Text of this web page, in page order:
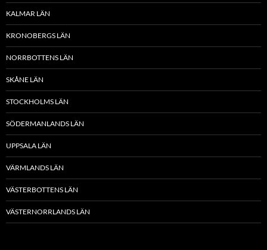
KALMAR LÄN
KRONOBERGS LÄN
NORRBOTTENS LÄN
SKÅNE LÄN
STOCKHOLMS LÄN
SÖDERMANLANDS LÄN
UPPSALA LÄN
VÄRMLANDS LÄN
VÄSTERBOTTENS LÄN
VÄSTERNORRLANDS LÄN